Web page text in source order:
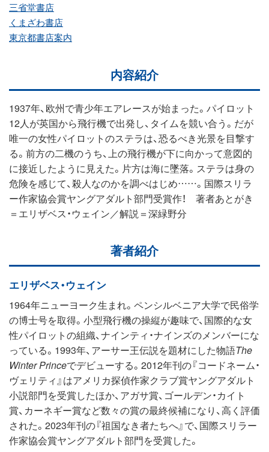
三省堂書店
くまざわ書店
東京都書店案内
内容紹介
1937年、欧州で青少年エアレースが始まった。パイロット
12人が英国から飛行機で出発し、タイムを競い合う。だが
唯一の女性パイロットのステラは、恐るべき光景を目撃す
る。前方の二機のうち、上の飛行機が下に向かって意図的
に接近したように見えた。片方は海に墜落。ステラは身の
危険を感じて、殺人なのかを調べはじめ……。国際スリラ
ー作家協会賞ヤングアダルト部門受賞作！ 著者あとがき
＝エリザベス・ウェイン／解説＝深緑野分
著者紹介
エリザベス・ウェイン
1964年ニューヨーク生まれ。ペンシルベニア大学で民俗学
の博士号を取得。小型飛行機の操縦が趣味で、国際的な女
性パイロットの組織、ナインティ・ナインズのメンバーにな
っている。1993年、アーサー王伝説を題材にした物語The
Winter Princeでデビューする。2012年刊の『コードネーム・
ヴェリティ』はアメリカ探偵作家クラブ賞ヤングアダルト
小説部門を受賞したほか、アガサ賞、ゴールデン・カイト
賞、カーネギー賞など数々の賞の最終候補になり、高く評価
された。2023年刊の『祖国なき者たちへ』で、国際スリラー
作家協会賞ヤングアダルト部門を受賞した。